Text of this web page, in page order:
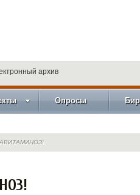
архив
Опросы